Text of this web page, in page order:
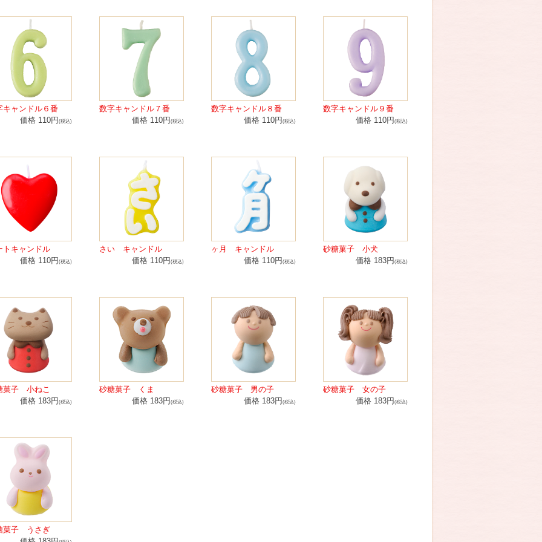
キャンドル６番
価格 110円 (税込)
数字キャンドル７番
価格 110円 (税込)
数字キャンドル８番
価格 110円 (税込)
数字キャンドル９番
価格 110円 (税込)
トキャンドル
価格 110円 (税込)
さい キャンドル
価格 110円 (税込)
ヶ月 キャンドル
価格 110円 (税込)
砂糖菓子 小犬
価格 183円 (税込)
菓子 小ねこ
価格 183円 (税込)
砂糖菓子 くま
価格 183円 (税込)
砂糖菓子 男の子
価格 183円 (税込)
砂糖菓子 女の子
価格 183円 (税込)
菓子 うさぎ